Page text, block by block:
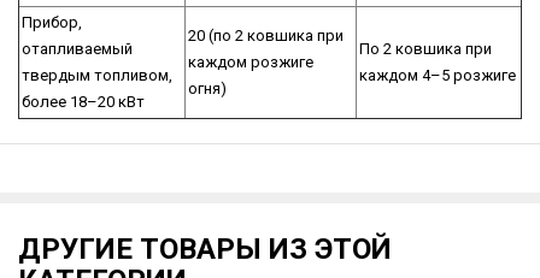
Прибор,
отапливаемый
твердым топливом,
более 18–20 кВт
20 (по 2 ковшика при
каждом розжиге
огня)
По 2 ковшика при
каждом 4–5 розжиге
ДРУГИЕ ТОВАРЫ ИЗ ЭТОЙ